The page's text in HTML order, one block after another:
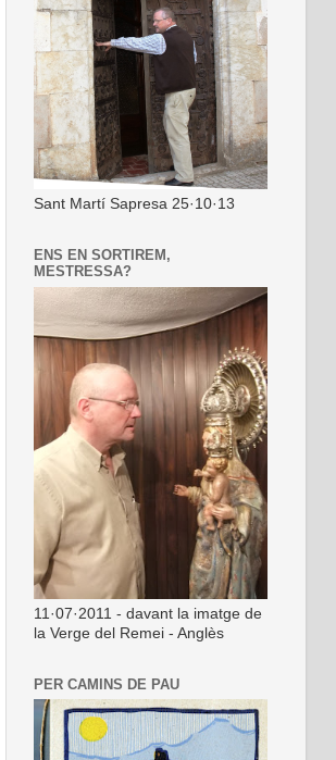
Sant Martí Sapresa 25·10·13
ENS EN SORTIREM,
MESTRESSA?
11·07·2011 - davant la imatge de
la Verge del Remei - Anglès
PER CAMINS DE PAU